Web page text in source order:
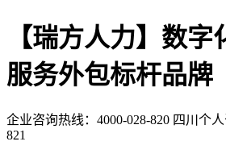
【瑞方人力】数
服务外包标杆品牌
企业咨询热线：4000-028-820 四川个
821